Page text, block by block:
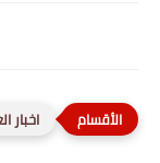
اخبار